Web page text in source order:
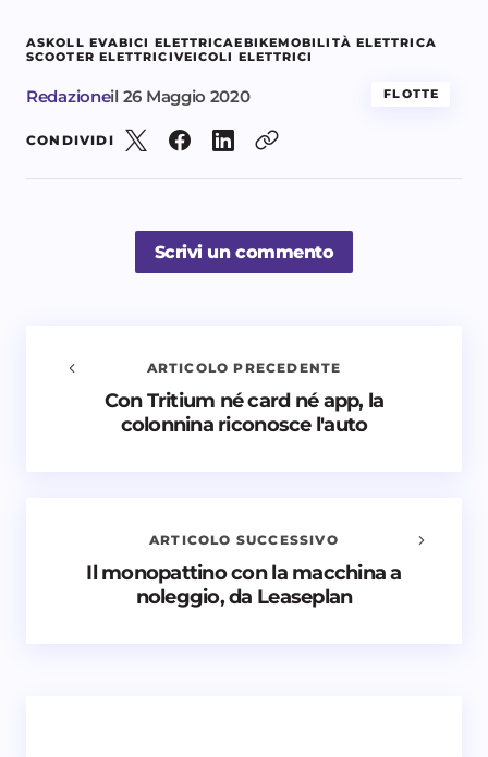
ASKOLL EVABICI ELETTRICAEBIKEMOBILITÀ ELETTRICA
SCOOTER ELETTRICIVEICOLI ELETTRICI
Redazioneil 26 Maggio 2020 FLOTTE
CONDIVIDI
Scrivi un commento
Avvisami quando vengono aggiunti nuovi
commenti
ARTICOLO PRECEDENTE
Con Tritium né card né app, la
colonnina riconosce l'auto
ARTICOLO SUCCESSIVO
Il monopattino con la macchina a
noleggio, da Leaseplan